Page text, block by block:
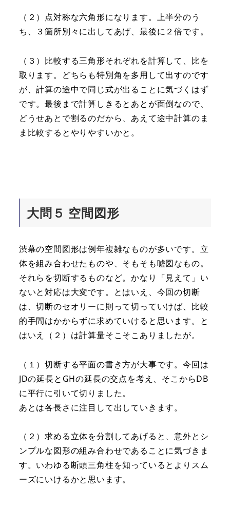
（２）点対称な六角形になります。上半分のう
ち、３箇所別々に出してあげ、最後に２倍です。
（３）比較する三角形それぞれを計算して、比を
取ります。どちらも特別角を多用して出すのです
が、計算の途中で同じ式が出ることに気づくはず
です。最後まで計算しきるとあとが面倒なので、
どうせあとで割るのだから、あえて途中計算のま
ま比較するとやりやすいかと。
大問５ 空間図形
渋幕の空間図形は例年複雑なものが多いです。立
体を組み合わせたものや、そもそも嘘図なもの。
それらを切断するものなど。かなり「見えて」い
ないと対応は大変です。とはいえ、今回の切断
は、切断のセオリーに則って切っていけば、比較
的手間はかからずに求めていけると思います。と
はいえ（２）は計算量そこそこありましたが。
（１）切断する平面の書き方が大事です。今回は
JDの延長とGHの延長の交点を考え、そこからDB
に平行に引いて切りました。
あとは各長さに注目して出していきます。
（２）求める立体を分割してあげると、意外とシ
ンプルな図形の組み合わせであることに気づきま
す。いわゆる断頭三角柱を知っているとよりスム
ーズにいけるかと思います。